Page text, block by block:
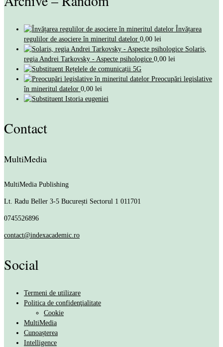
Învățarea
regulilor de asociere în mineritul datelor 0,00 lei
Solaris,
regia Andrei Tarkovsky - Aspecte psihologice 0,00 lei
Rețelele de comunicații 5G
Preocupări legislative
în mineritul datelor 0,00 lei
Istoria eugeniei
Contact
MultiMedia
MultiMedia Publishing
Lt. Radu Beller 3-5 București Sectorul 1 011701
0745526896
contact@indexacademic.ro
Social
Termeni de utilizare
Politica de confidenţialitate
Cookie
MultiMedia
Cunoașterea
Intelligence